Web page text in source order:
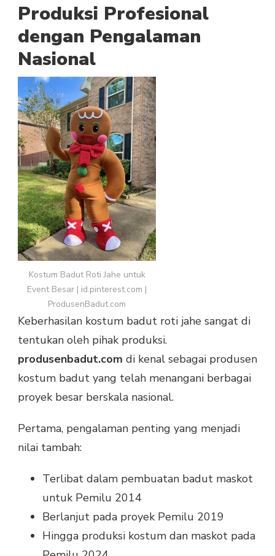
Produksi Profesional
dengan Pengalaman
Nasional
Kostum Badut Roti Jahe untuk
Event Besar | id.pinterest.com |
ProdusenBadut.com
Keberhasilan kostum badut roti jahe sangat di
tentukan oleh pihak produksi.
produsenbadut.com di kenal sebagai produsen
kostum badut yang telah menangani berbagai
proyek besar berskala nasional.
Pertama, pengalaman penting yang menjadi
nilai tambah:
Terlibat dalam pembuatan badut maskot
untuk Pemilu 2014
Berlanjut pada proyek Pemilu 2019
Hingga produksi kostum dan maskot pada